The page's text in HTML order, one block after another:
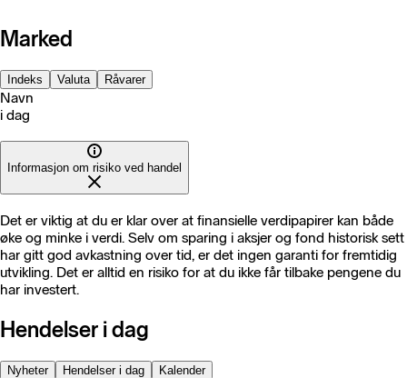
Marked
Indeks Valuta Råvarer
Navn
i dag
Informasjon om risiko ved handel
Det er viktig at du er klar over at finansielle verdipapirer kan både
øke og minke i verdi. Selv om sparing i aksjer og fond historisk sett
har gitt god avkastning over tid, er det ingen garanti for fremtidig
utvikling. Det er alltid en risiko for at du ikke får tilbake pengene du
har investert.
Hendelser i dag
Nyheter Hendelser i dag Kalender